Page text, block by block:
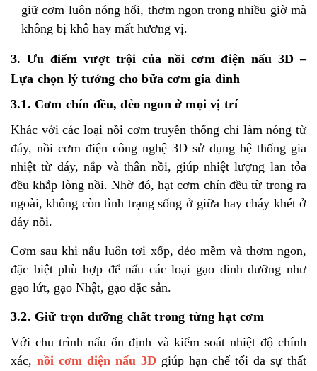
giữ cơm luôn nóng hổi, thơm ngon trong nhiều giờ mà
không bị khô hay mất hương vị.
3. Ưu điểm vượt trội của nồi cơm điện nấu 3D –
Lựa chọn lý tưởng cho bữa cơm gia đình
3.1. Cơm chín đều, dẻo ngon ở mọi vị trí
Khác với các loại nồi cơm truyền thống chỉ làm nóng từ
đáy, nồi cơm điện công nghệ 3D sử dụng hệ thống gia
nhiệt từ đáy, nắp và thân nồi, giúp nhiệt lượng lan tỏa
đều khắp lòng nồi. Nhờ đó, hạt cơm chín đều từ trong ra
ngoài, không còn tình trạng sống ở giữa hay cháy khét ở
đáy nồi.
Cơm sau khi nấu luôn tơi xốp, dẻo mềm và thơm ngon,
đặc biệt phù hợp để nấu các loại gạo dinh dưỡng như
gạo lứt, gạo Nhật, gạo đặc sản.
3.2. Giữ trọn dưỡng chất trong từng hạt cơm
Với chu trình nấu ổn định và kiểm soát nhiệt độ chính
xác, nồi cơm điện nấu 3D giúp hạn chế tối đa sự thất